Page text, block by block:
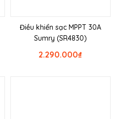
Điều khiển sạc MPPT 30A
Sumry (SR4830)
₫
2.290.000